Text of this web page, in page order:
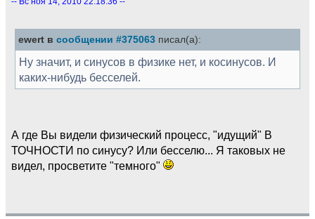
ewert в сообщении #375063 писал(а):
Ну значит, и синусов в физике нет, и косинусов. И
каких-нибудь бесселей.
А где Вы видели физический процесс, "идущий" В
ТОЧНОСТИ по синусу? Или бесселю... Я таковых не
видел, просветите "темного"